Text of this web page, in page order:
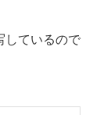
しているので